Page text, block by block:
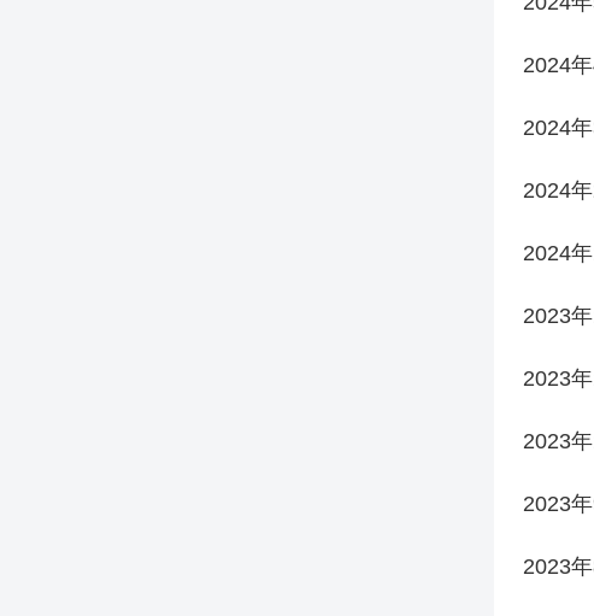
2024年
2024年
2024年
2024年
2023
2023
2023
2023年
2023年